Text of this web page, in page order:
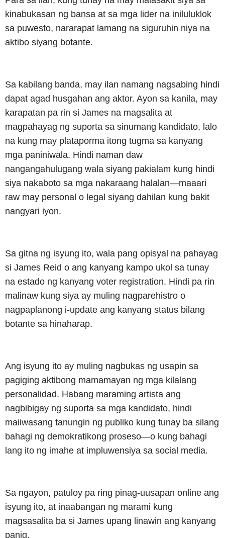
kinabukasan ng bansa at sa mga lider na iniluluklok
sa puwesto, nararapat lamang na siguruhin niya na
aktibo siyang botante.
Sa kabilang banda, may ilan namang nagsabing hindi
dapat agad husgahan ang aktor. Ayon sa kanila, may
karapatan pa rin si James na magsalita at
magpahayag ng suporta sa sinumang kandidato, lalo
na kung may plataporma itong tugma sa kanyang
mga paniniwala. Hindi naman daw
nangangahulugang wala siyang pakialam kung hindi
siya nakaboto sa mga nakaraang halalan—maaari
raw may personal o legal siyang dahilan kung bakit
nangyari iyon.
Sa gitna ng isyung ito, wala pang opisyal na pahayag
si James Reid o ang kanyang kampo ukol sa tunay
na estado ng kanyang voter registration. Hindi pa rin
malinaw kung siya ay muling nagparehistro o
nagpaplanong i-update ang kanyang status bilang
botante sa hinaharap.
Ang isyung ito ay muling nagbukas ng usapin sa
pagiging aktibong mamamayan ng mga kilalang
personalidad. Habang maraming artista ang
nagbibigay ng suporta sa mga kandidato, hindi
maiiwasang tanungin ng publiko kung tunay ba silang
bahagi ng demokratikong proseso—o kung bahagi
lang ito ng imahe at impluwensiya sa social media.
Sa ngayon, patuloy pa ring pinag-uusapan online ang
isyung ito, at inaabangan ng marami kung
magsasalita ba si James upang linawin ang kanyang
panig.